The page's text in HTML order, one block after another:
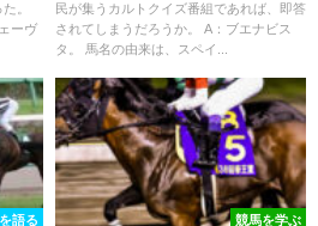
。
ーヴ
民が集うカルトクイズ番組であれば、即答
されてしまうだろうか。 A：ブエナビス
タ。 馬名の由来は、スペイ...
語る 競馬を学ぶ